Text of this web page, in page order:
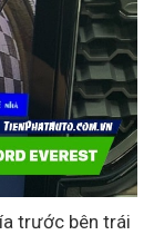
trước bên trái